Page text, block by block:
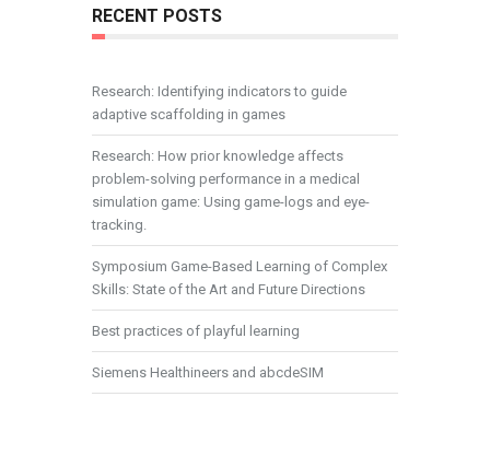
RECENT POSTS
Research: Identifying indicators to guide
adaptive scaffolding in games
Research: How prior knowledge affects
problem-solving performance in a medical
simulation game: Using game-logs and eye-
tracking.
Symposium Game-Based Learning of Complex
Skills: State of the Art and Future Directions
Best practices of playful learning
Siemens Healthineers and abcdeSIM